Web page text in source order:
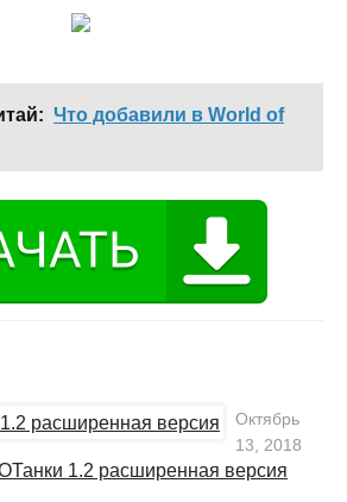
Что добавили в World of
Октябрь
13, 2018
1.2 расширенная версия